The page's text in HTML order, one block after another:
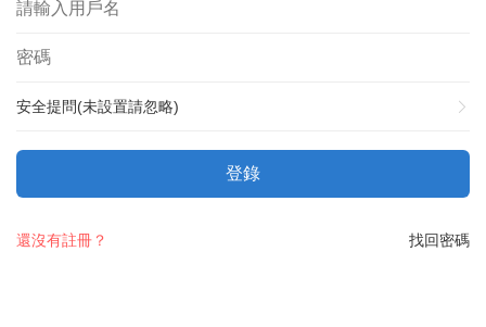
安全提問(未設置請忽略)
登錄
找回密碼
還沒有註冊？